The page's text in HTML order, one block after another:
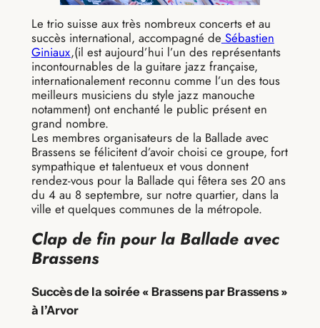
Le trio suisse aux très nombreux concerts et au
succès international, accompagné de Sébastien
Giniaux,(il est aujourd’hui l’un des représentants
incontournables de la guitare jazz française,
internationalement reconnu comme l’un des tous
meilleurs musiciens du style jazz manouche
notamment) ont enchanté le public présent en
grand nombre.
Les membres organisateurs de la Ballade avec
Brassens se félicitent d’avoir choisi ce groupe, fort
sympathique et talentueux et vous donnent
rendez-vous pour la Ballade qui fêtera ses 20 ans
du 4 au 8 septembre, sur notre quartier, dans la
ville et quelques communes de la métropole.
Clap de fin pour la Ballade avec
Brassens
Succès de la soirée « Brassens par Brassens »
à l’Arvor